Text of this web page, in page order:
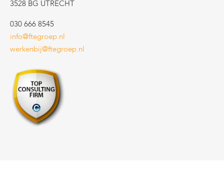
3528 BG UTRECHT
030 666 8545
info@ftegroep.nl
werkenbij@ftegroep.nl